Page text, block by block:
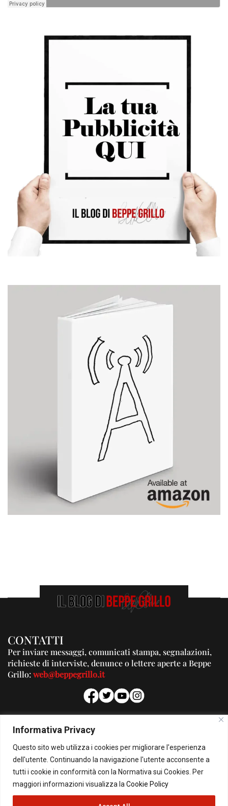
Informativa Privacy
Questo sito web utilizza i cookies per migliorare l'esperienza
dell'utente. Continuando la navigazione l'utente acconsente a
tutti i cookie in conformità con la Normativa sui Cookies. Per
maggiori informazioni visualizza la Cookie Policy
CONTATTI
Per inviare messaggi, comunicati stampa, segnalazioni,
richieste di interviste, denunce o lettere aperte a Beppe
Grillo:web@beppegrillo.it
PUBBLICITA'
Per la tua pubblicità su questo Blog:
pubblicita@beppegrillo.it
HOMEPAGE COOKIE POLICY PRIVACY POLICY CONTATTI